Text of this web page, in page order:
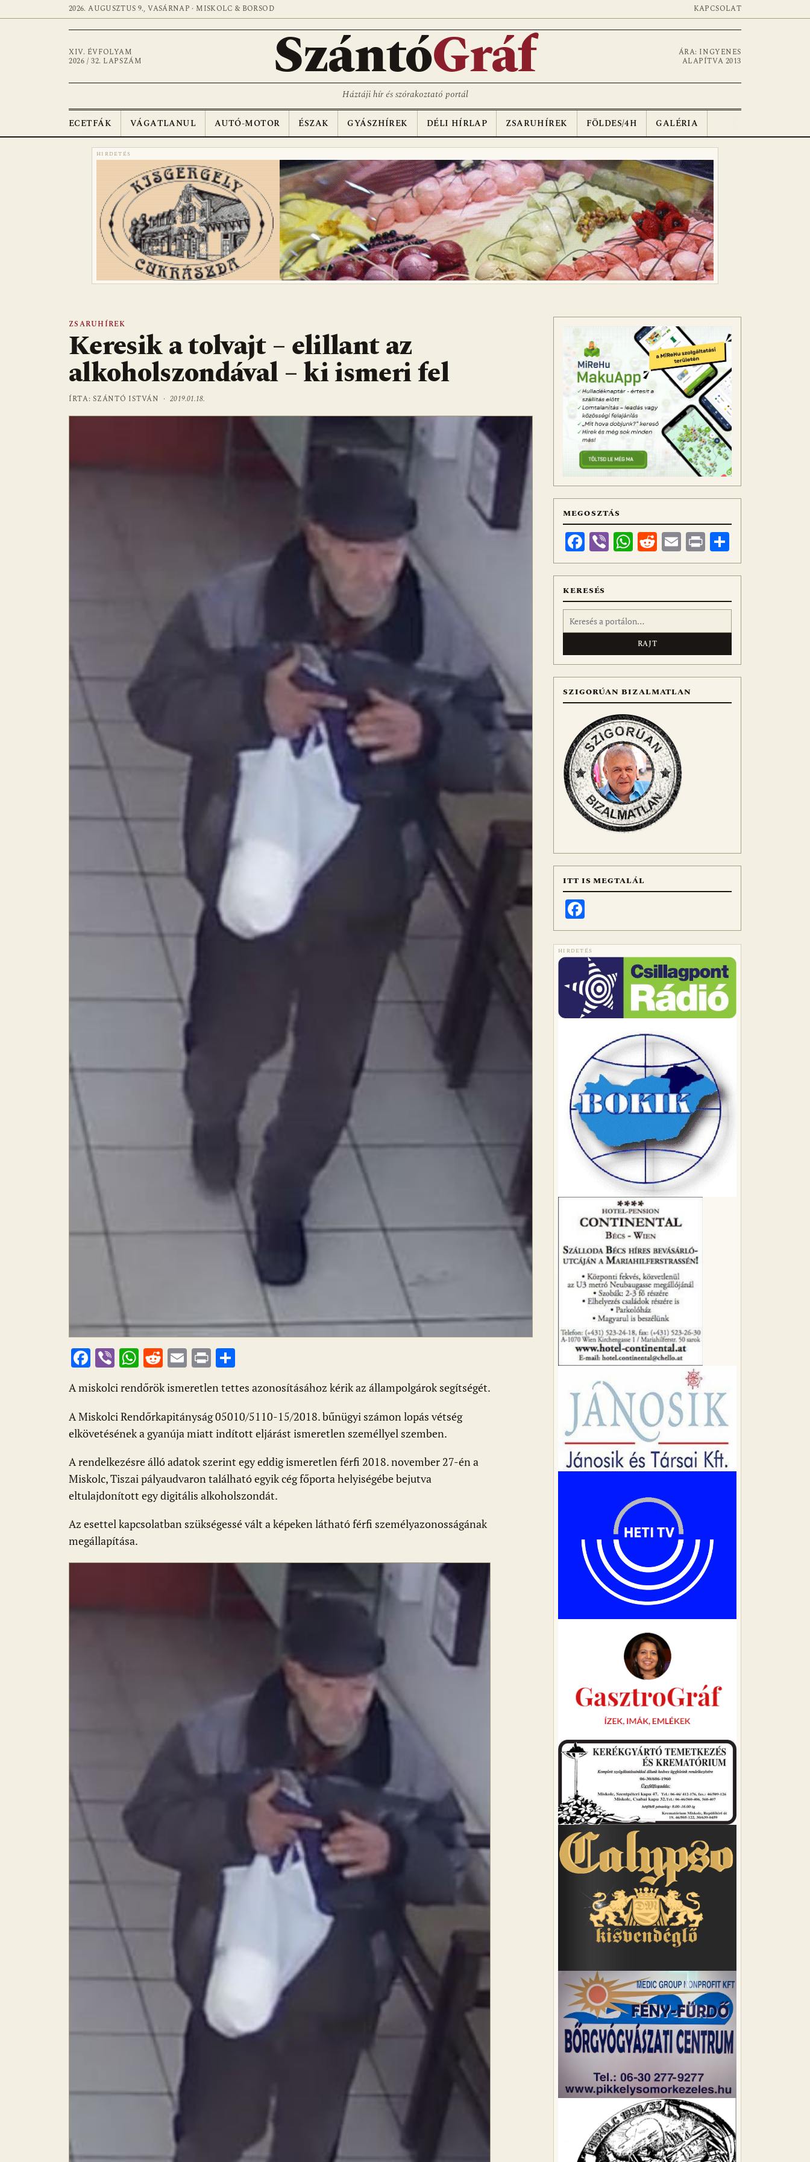
2026. AUGUSZTUS 9., VASÁRNAP · MISKOLC & BORSOD KAPCSOLAT
XIV. ÉVFOLYAM
2026 / 32. LAPSZÁM
SzántóGráf
ÁRA: INGYENES
ALAPÍTVA 2013
Háztáji hír és szórakoztató portál
ECETFÁK VÁGATLANUL AUTÓ-MOTOR ÉSZAK GYÁSZHÍREK DÉLI HÍRLAP ZSARUHÍREK FÖLDES/4H GALÉRIA
HIRDETÉS
ZSARUHÍREK
Keresik a tolvajt – elillant az
alkoholszondával – ki ismeri fel
ÍRTA: SZÁNTÓ ISTVÁN ·2019.01.18.
F
ac
e
b
o
o
k
Vi
b
er
W
h
at
s
A
p
p
R
e
d
di
t
E
ai
l
Pr
t za
m
e
g
A miskolci rendőrök ismeretlen tettes azonosításához kérik az állampolgárok segítségét.
A Miskolci Rendőrkapitányság 05010/5110-15/2018. bűnügyi számon lopás vétség
elkövetésének a gyanúja miatt indított eljárást ismeretlen személlyel szemben.
A rendelkezésre álló adatok szerint egy eddig ismeretlen férfi 2018. november 27-én a
Miskolc, Tiszai pályaudvaron található egyik cég főporta helyiségébe bejutva
eltulajdonított egy digitális alkoholszondát.
Az esettel kapcsolatban szükségessé vált a képeken látható férfi személyazonosságának
megállapítása.
MEGOSZTÁS
Facebook
ViberWhatsApp
Reddit
Email
Print
meg
KERESÉS
Keresés:
SZIGORÚAN BIZALMATLAN
ITT IS MEGTALÁL
HIRDETÉS